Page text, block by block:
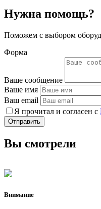
Нужна помощь?
Поможем с выбором
Форма
Ваше сообщение
Ваше имя
Ваш email
Я прочитал и согласен с
Отправить
Вы смотрели
Внимание